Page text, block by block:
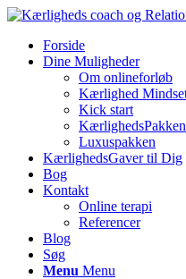
Forside
Dine Muligheder
Om onlineforløb
Kærlighed
Kick start
KærlighedsPakken
Luxuspakken
KærlighedsGaver til Dig
Bog
Kontakt
Online terapi
Referencer
Blog
Søg
Menu Menu